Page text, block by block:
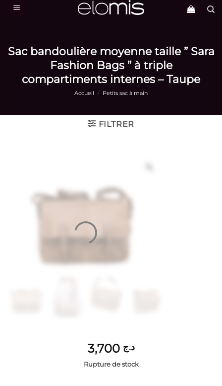
Passer
Sac bandoulière moyenne taille ” Sara
Fashion Bags ” à triple
compartiments internes – Taupe
Accueil / Petits sac à main
FILTRER
د.ج 3,700
Rupture de stock